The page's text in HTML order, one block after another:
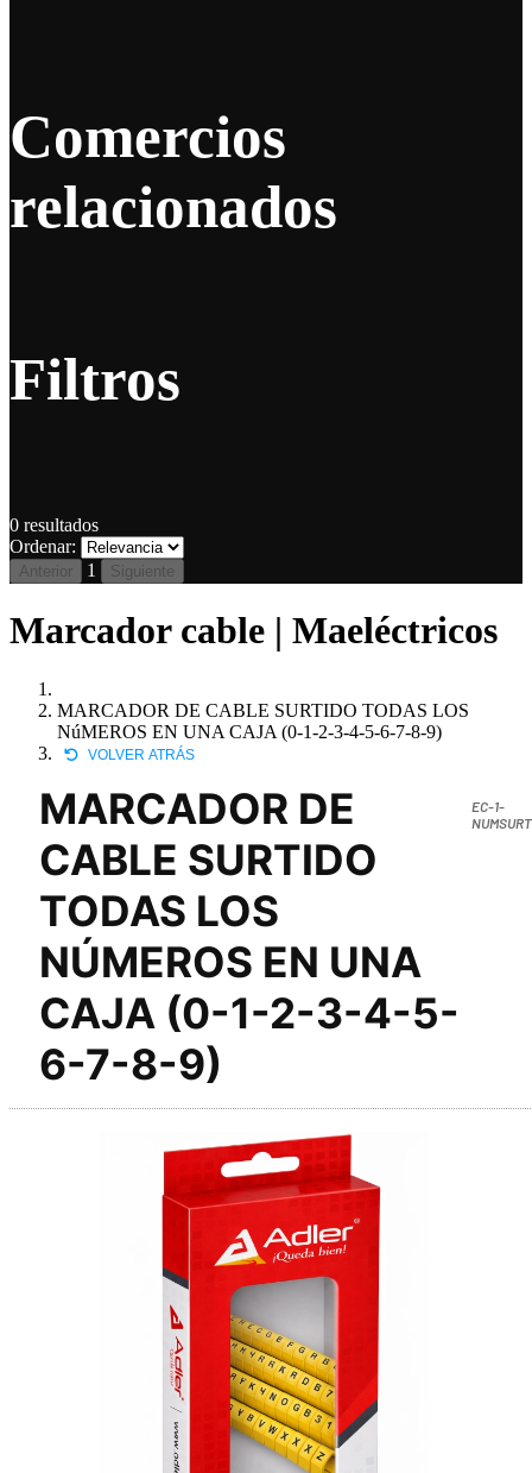
Comercios
relacionados
Filtros
0 resultados
Ordenar:
Anterior 1 Siguiente
Marcador cable | Maeléctricos
MARCADOR DE CABLE SURTIDO TODAS LOS
NúMEROS EN UNA CAJA (0-1-2-3-4-5-6-7-8-9)
VOLVER ATRÁS
MARCADOR DE
CABLE SURTIDO
TODAS LOS
NÚMEROS EN UNA
CAJA (0-1-2-3-4-5-
6-7-8-9)
EC-1-